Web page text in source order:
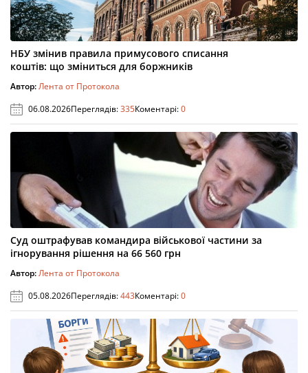
НБУ змінив правила примусового списання
коштів: що зміниться для боржників
Автор:Лента от Протокола
06.08.2026Переглядів:335Коментарі:0
Суд оштрафував командира військової частини за
ігнорування рішення на 66 560 грн
Автор:Лента от Протокола
05.08.2026Переглядів:443Коментарі:0